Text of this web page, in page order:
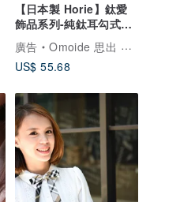
【日本製 Horie】鈦愛
飾品系列-純鈦耳勾式十
字耳環-銀
廣告
Omoide 思出 生活館
US$ 55.68